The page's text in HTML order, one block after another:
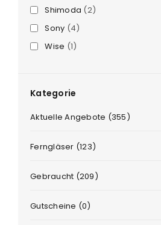
Shimoda (2)
Sony (4)
Wise (1)
Kategorie
Aktuelle Angebote (355)
Ferngläser (123)
Gebraucht (209)
Gutscheine (0)